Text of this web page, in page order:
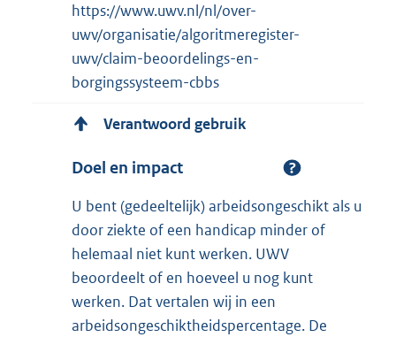
https://www.uwv.nl/nl/over-
uwv/organisatie/algoritmeregister-
uwv/claim-beoordelings-en-
borgingssysteem-cbbs
Verantwoord gebruik
Doel en impact
U bent (gedeeltelijk) arbeidsongeschikt als u
door ziekte of een handicap minder of
helemaal niet kunt werken. UWV
beoordeelt of en hoeveel u nog kunt
werken. Dat vertalen wij in een
arbeidsongeschiktheidspercentage. De